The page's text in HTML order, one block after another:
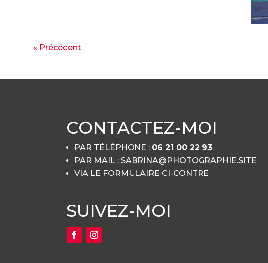
« Précédent
CONTACTEZ-MOI
PAR TÉLÉPHONE : 06 21 00 22 93
PAR MAIL : SABRINA@PHOTOGRAPHIE.SITE
VIA LE FORMULAIRE CI-CONTRE
SUIVEZ-MOI